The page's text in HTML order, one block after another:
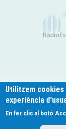
Política de
Utilitzem
experiència
En fer clic al botó